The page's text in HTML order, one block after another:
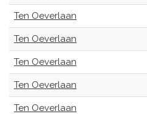
Ten Oeverlaan
Ten Oeverlaan
Ten Oeverlaan
Ten Oeverlaan
Ten Oeverlaan